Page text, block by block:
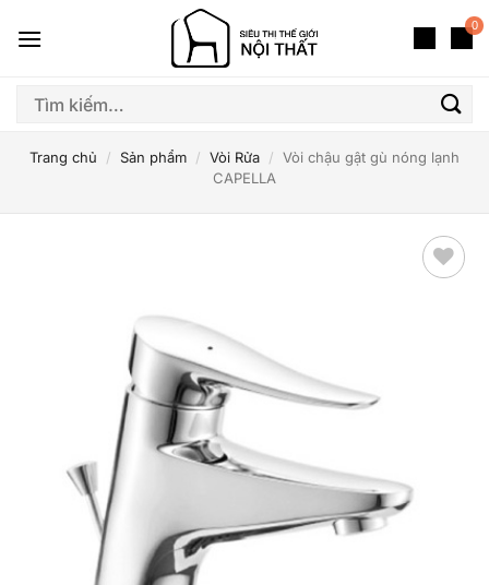
qua
dung
0
Tìm
Trang chủ / Sản phẩm / Vòi Rửa / Vòi chậu gật gù nóng lạnh
CAPELLA